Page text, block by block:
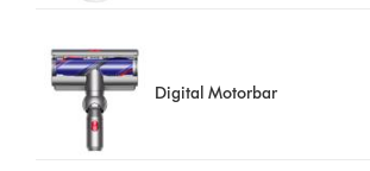
Digital Motorbar